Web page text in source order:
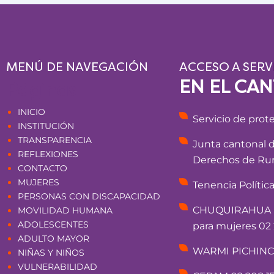
MENÚ DE NAVEGACIÓN
INICIO
INSTITUCIÓN
TRANSPARENCIA
REFLEXIONES
CONTACTO
MUJERES
PERSONAS CON DISCAPACIDAD
MOVILIDAD HUMANA
ADOLESCENTES
ADULTO MAYOR
NIÑAS Y NIÑOS
VULNERABILIDAD
ACCESO A
EN EL
Servicio de
Junta cantonal
Derechos de
Tenencia
para mujeres 02
WARMI